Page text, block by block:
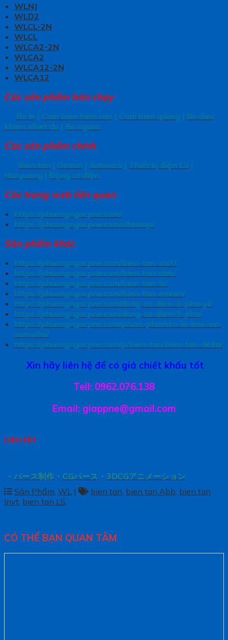
WLNJ
WLD2
WLCL-2N
WLCL
WLCA2-2N
WLCA2
WLCA12-2N
WLCA12
Các sản phẩm bán chạy
Ro le | Cam bien tiem can | Cam bien quang | Bo dieu
khien nhiet do | Bo nguon
Các sản phẩm chính
Bien tan | Omron | Autonics | Thiết bị điện LS |
Hanyuong | Động cơ điện
Các trang web liên quan
https://phuongngocpne.com/
https://phuongngocpne.com/sitemap/
Sản phẩm khác
https://phuongngocpne.com/bien-tan-invt/
https://phuongngocpne.com/bien-tan-abb/
https://phuongngocpne.com/bien-tan-ls/
https://phuongngocpne.com/bien-tan-omron/
https://phuongngocpne.com/dong-co-dien-1-pha-yl/
https://phuongngocpne.com/dong-co-dien-3-pha/
https://phuongngocpne.com/p/san-pham/ro-le-bao-ve-
samwha/
https://phuongngocpne.com/p/bien-tan/bien-tan-delta/
Xin hãy liên hệ để có giá chiết khấu tốt
Tell: 0962.076.138
Email: giappne@gmail.com
Liên kết
・ パース制作 ・ CGパース ・ 3DCGアニメーション
Sản Phẩm WL | bien tan bien tan Abb bien tan
Invt bien tan LS
CÓ THỂ BẠN QUAN TÂM